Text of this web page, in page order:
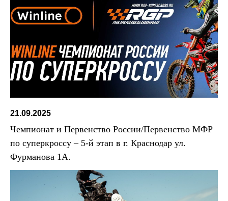
21.09.2025
Чемпионат и Первенство России/Первенство МФР
по суперкроссу – 5-й этап в г. Краснодар ул.
Фурманова 1А.